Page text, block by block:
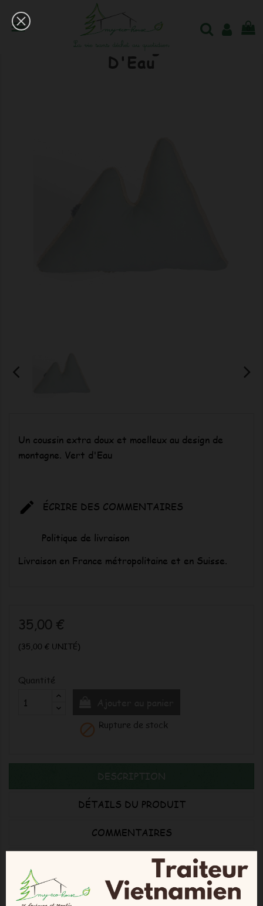

Coussin 2 Montagnes - Vert
D'Eau
Un coussin extra doux et moelleux au design de
montagne. Vert d'Eau
 ÉCRIRE DES COMMENTAIRES
Politique de livraison
Livraison en France métropolitaine et en Suisse.
35,00 €
(35,00 € UNITÉ)
Quantité
 Rupture de stock
DESCRIPTION
DÉTAILS DU PRODUIT
COMMENTAIRES
Le coussin montagne Papayéou est idéal pour lui
préparer son refuge, extra moelleux et doux.